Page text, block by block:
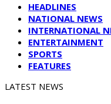
HEADLINES
NATIONAL NEWS
INTERNATIONAL
ENTERTAINMENT
SPORTS
FEATURES
LATEST NEWS